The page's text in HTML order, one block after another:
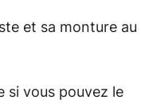
et sa monture au
si vous pouvez le